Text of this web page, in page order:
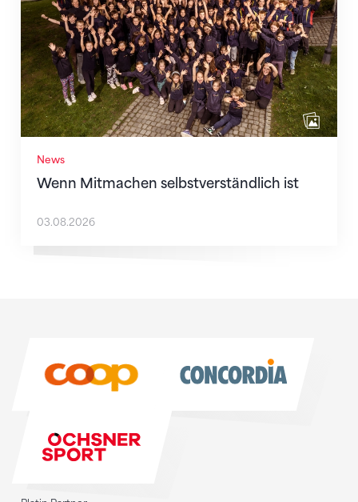
News
Wenn Mitmachen selbstverständlich ist
03.08.2026